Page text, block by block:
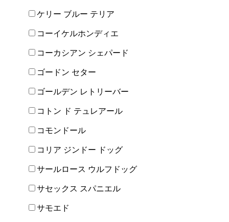
ケリー ブルー テリア
コーイケルホンディエ
コーカシアン シェパード
ゴードン セター
ゴールデン レトリーバー
コトン ド テュレアール
コモンドール
コリア ジンドー ドッグ
サールロース ウルフドッグ
サセックス スパニエル
サモエド